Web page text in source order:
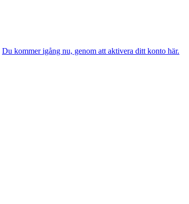
Du kommer igång nu, genom att aktivera ditt konto här.